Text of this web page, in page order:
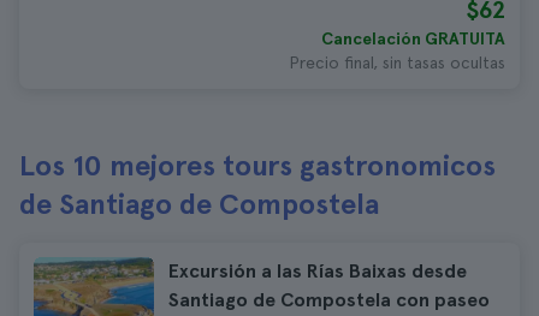
$62
Cancelación GRATUITA
Precio final, sin tasas ocultas
Los 10 mejores tours gastronomicos
de Santiago de Compostela
Excursión a las Rías Baixas desde
Santiago de Compostela con paseo